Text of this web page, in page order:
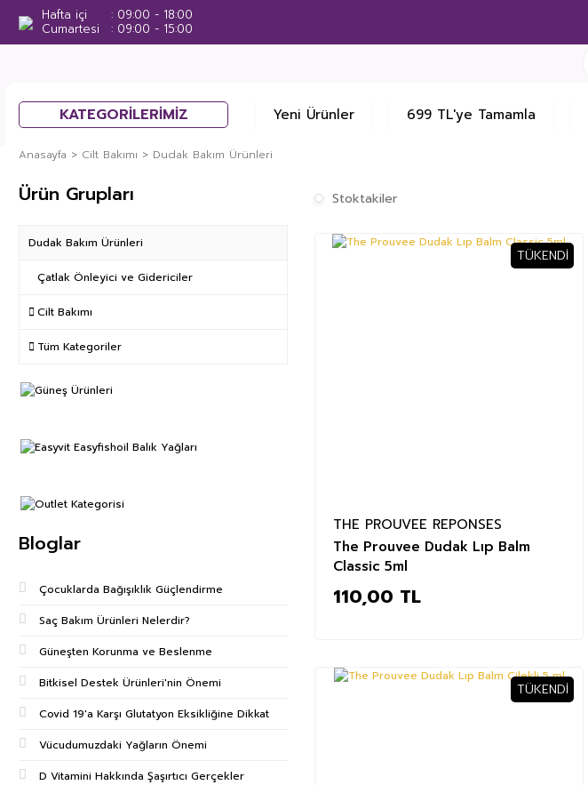
Hafta içi
09:00 - 18:00
Cumartesi
09:00 - 15:00
KATEGORİLERİMİZ Yeni Ürünler 699 TL'ye Tamamla
Anasayfa Cilt Bakımı Dudak Bakım Ürünleri
Ürün Grupları
Dudak Bakım Ürünleri
Çatlak Önleyici ve Gidericiler
Cilt Bakımı
Tüm Kategoriler
Bloglar
Çocuklarda Bağışıklık Güçlendirme
Saç Bakım Ürünleri Nelerdir?
Güneşten Korunma ve Beslenme
Bitkisel Destek Ürünleri'nin Önemi
Covid 19'a Karşı Glutatyon Eksikliğine Dikkat
Vücudumuzdaki Yağların Önemi
D Vitamini Hakkında Şaşırtıcı Gerçekler
Stoktakiler
TÜKENDI
THE PROUVEE REPONSES
The Prouvee Dudak Lıp Balm
Classic 5ml
110,00 TL
TÜKENDI